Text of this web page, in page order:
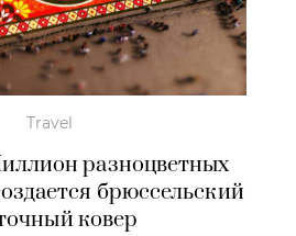
Travel
разноцветных
брюссельский
ковер